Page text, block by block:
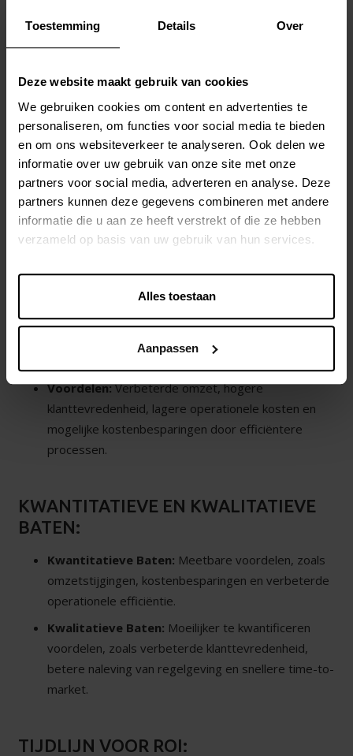
Toestemming Details Over
Deze website maakt gebruik van cookies
We gebruiken cookies om content en advertenties te
personaliseren, om functies voor social media te bieden
en om ons websiteverkeer te analyseren. Ook delen we
informatie over uw gebruik van onze site met onze
partners voor social media, adverteren en analyse. Deze
partners kunnen deze gegevens combineren met andere
informatie die u aan ze heeft verstrekt of die ze hebben
verzameld op basis van uw gebruik van hun services.
Alles toestaan
Aanpassen
HET METEN VAN ROI BIJ PIM EN
MDM IMPLEMENTATIES
Nu we de waarde van PIM en MDM begrijpen, is het
belangrijk om te begrijpen hoe je de ROI van deze
systemen kunt meten. Hier zijn enkele belangrijke
aspecten om in gedachten te houden:
KOSTEN VERSUS BATEN:
softwarelicenties, implementatiediensten en training.
Operationele Kosten:Onderhoudskosten,
personeelskosten en andere operationele kosten
die verband houden met het beheer van het
Voordelen:Verbeterde omzet, hogere
klanttevredenheid, lagere operationele kosten en
mogelijke kostenbesparingen door efficiëntere
processen.
KWANTITATIEVE EN KWALITATIEVE
BATEN:
Kwantitatieve Baten: Meetbare voordelen, zoals
omzetstijgingen, kostenbesparingen en verbeterde
operationele efficiëntie.
Kwalitatieve Baten: Moeilijker te kwantificeren
voordelen, zoals verbeterde klanttevredenheid,
betere naleving van regelgeving en snellere time-to-
market.
TIJDLIJN VOOR ROI: